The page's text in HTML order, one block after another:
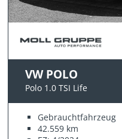
VW POLO
Polo 1.0 TSI Life
Gebrauchtfahrzeug
42.559 km